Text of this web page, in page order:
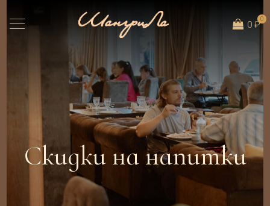
0
0 ₽
Скидки на напитки